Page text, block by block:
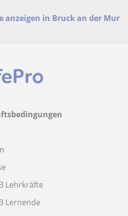
anzeigen in Bruck an der Mur
Lehrkräfte
Lernende